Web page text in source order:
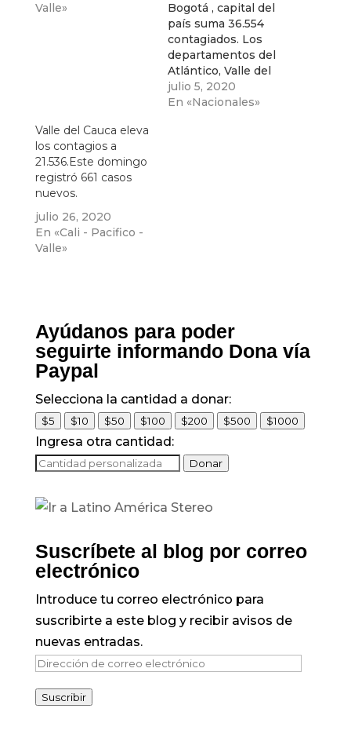
Valle»
Bogotá , capital del
país suma 36.554
contagiados. Los
departamentos del
Atlántico, Valle del
Cauca, Bolívar y
Antioquia siguen en
julio 5, 2020
En «Nacionales»
Valle del Cauca eleva
los contagios a
21.536.Este domingo
registró 661 casos
nuevos.
julio 26, 2020
En «Cali - Pacifico -
Valle»
Ayúdanos para poder
seguirte informando Dona vía
Paypal
Selecciona la cantidad a donar:
$5 $10 $50 $100 $200 $500 $1000
Ingresa otra cantidad:
Donar
Suscríbete al blog por correo
electrónico
Introduce tu correo electrónico para
suscribirte a este blog y recibir avisos de
nuevas entradas.
Dirección
correo
Suscribir